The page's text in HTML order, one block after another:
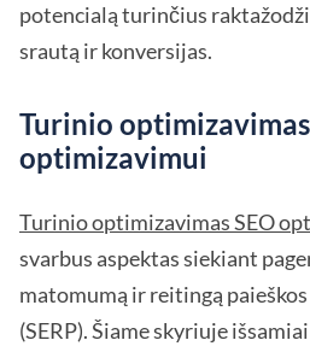
potencialą turinčius
srautą ir konversijas.
Turinio optimizavimas
optimizavimui
Turinio optimizavimas SEO
svarbus aspektas siekiant
matomumą ir reitingą
(SERP). Šiame skyriuje